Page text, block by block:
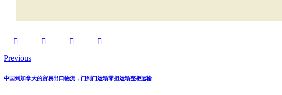
Previous
中国到加拿大的贸易出口物流，门到门运输零担运输整柜运输